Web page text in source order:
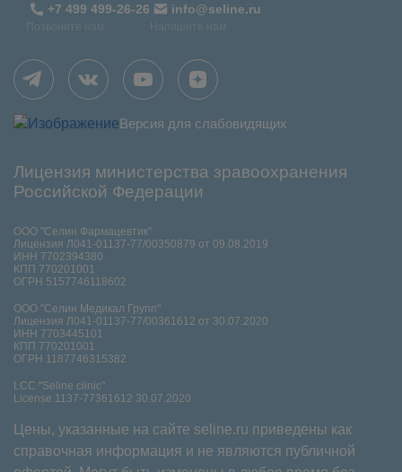
+7 499 499-26-26
Позвоните нам
info@seline.ru
Напишите нам
Версия для слабовидящих
Лицензия министерства зравоохранения
Российской Федерации
ООО "Селин Фармацевтик"
Лицензия Л041-01137-77/00350879 от 09.08.2019
ИНН 7702394380
КПП 770201001
ОГРН 5157746118602
ООО "Селин Медикал Групп"
Лицензия Л041-01137-77/00361612 от 30.07.2020
ИНН 7703445101
КПП 770201001
ОГРН 1187746315382
LCC "Seline clinic"
License 1137-77361612 30.07.2020
Цены, указанные на сайте seline.ru приведены как
справочная информация и не являются публичной